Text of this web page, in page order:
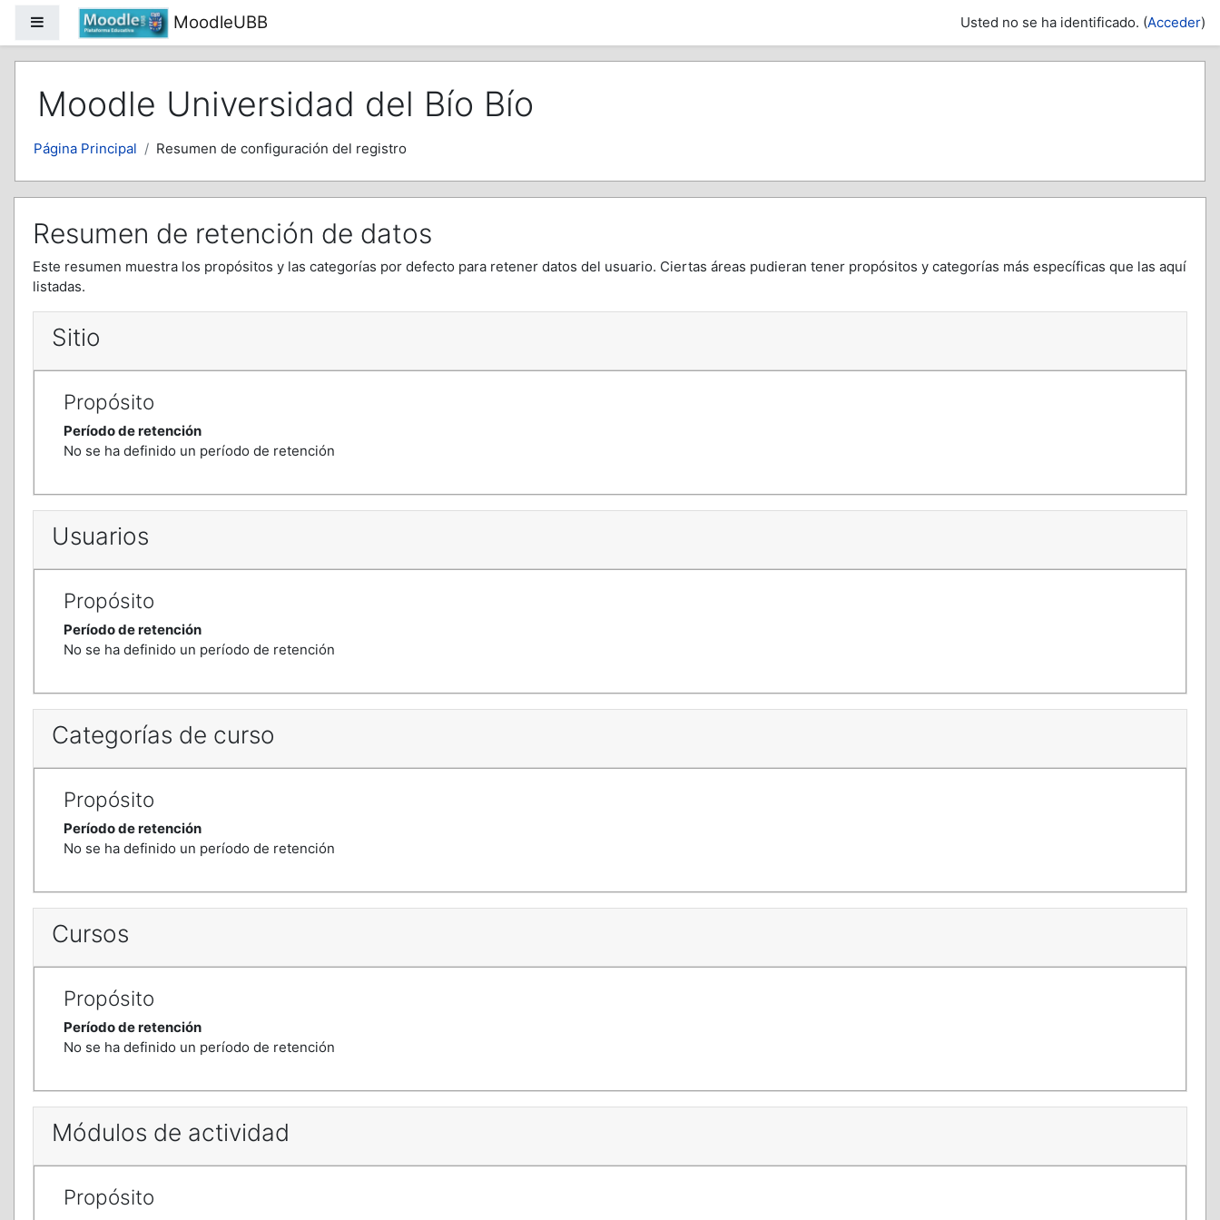
Salta al contenido principal
Panel lateral MoodleUBB Usted no se ha identificado. (Acceder)
Moodle Universidad del Bío Bío
Página Principal Resumen de configuración del registro
Resumen de retención de datos
Este resumen muestra los propósitos y las categorías por defecto para retener datos del usuario. Ciertas áreas pudieran tener propósitos y categorías más específicas que las aquí
listadas.
Sitio
Propósito
Período de retención
No se ha definido un período de retención
Usuarios
Propósito
Período de retención
No se ha definido un período de retención
Categorías de curso
Propósito
Período de retención
No se ha definido un período de retención
Cursos
Propósito
Período de retención
No se ha definido un período de retención
Módulos de actividad
Propósito